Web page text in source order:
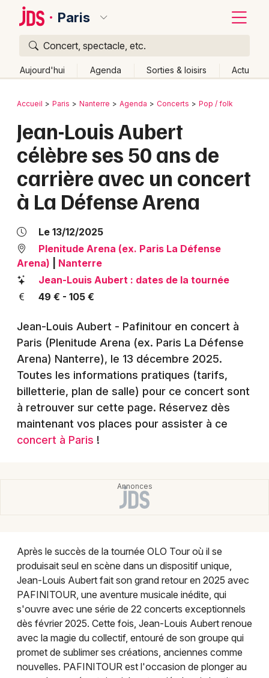
Paris
Concert, spectacle, etc.
Aujourd'hui Agenda Sorties & loisirs Actu
Publier un événement
Grands événements
Activité & Expérience
Manifestations
Foires & salons
Spectacles
Concerts
Sports
Soirées
Sorties famille
Expos
Pop / folk dans les Hauts-de-Seine
Newsletter des sorties
Artistes en tournée
Actus à Paris
Bordeaux
Colmar
Lille
Lyon
Marseille
Mulhouse
Montpellier
Nantes
Nice
Paris
Strasbourg
Toulouse
Toutes les villes
Retour
Accueil Paris Nanterre Agenda Concerts Pop / folk
Jean-Louis Aubert
célèbre ses 50 ans de
carrière avec un concert
à La Défense Arena
Le 13/12/2025
Plenitude Arena (ex. Paris La Défense
Arena)
Nanterre
Jean-Louis Aubert : dates de la tournée
49 € - 105 €
Jean-Louis Aubert - Pafinitour en concert à
Paris (Plenitude Arena (ex. Paris La Défense
Arena) Nanterre), le 13 décembre 2025.
Toutes les informations pratiques (tarifs,
billetterie, plan de salle) pour ce concert sont
à retrouver sur cette page. Réservez dès
maintenant vos places pour assister à ce
concert à Paris !
Après le succès de la tournée OLO Tour où il se
produisait seul en scène dans un dispositif unique,
Jean-Louis Aubert fait son grand retour en 2025 avec
PAFINITOUR, une aventure musicale inédite, qui
s'ouvre avec une série de 22 concerts exceptionnels
dès février 2025. Cette fois, Jean-Louis Aubert renoue
avec la magie du collectif, entouré de son groupe qui
promet de sublimer ses créations, anciennes comme
nouvelles. PAFINITOUR est l'occasion de plonger au
Quoi ?
Où ?
Partout
Près de moi Changer de lieu
Quand ?
Effacer les dates
Aujourd'hui
Demain Ce week-end Autre